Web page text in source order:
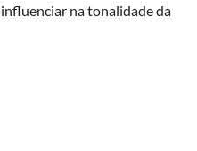
na tonalidade da